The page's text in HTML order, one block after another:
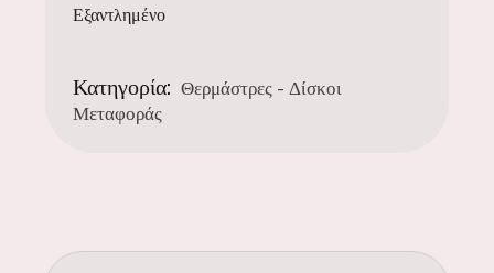
Εξαντλημένο
Κατηγορία: Θερμάστρες - Δίσκοι
Μεταφοράς